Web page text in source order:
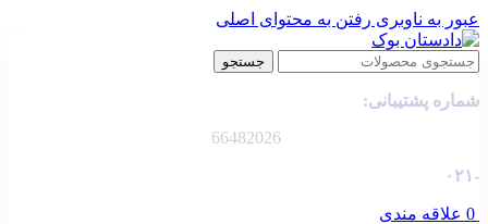
عبور به ناوبری رفتن به محتوای اصلی
جستجو
شماره پشتیبانی:
66482026
-۰۲۱
0 علاقه مندی